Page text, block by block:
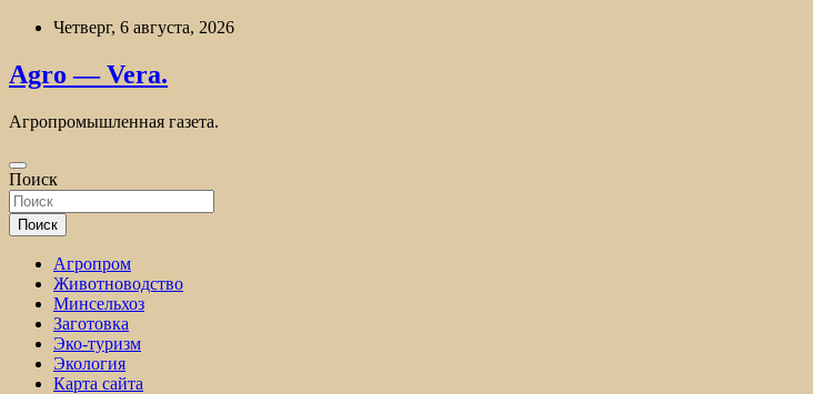
Перейти
содержимому
Четверг, 6 августа, 2026
Agro — Vera.
Агропромышленная газета.
Поиск
Поиск
Агропром
Животноводство
Минсельхоз
Заготовка
Эко-туризм
Экология
Карта сайта